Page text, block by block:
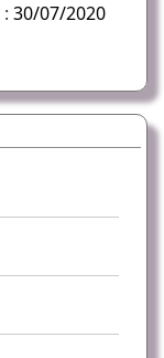
: 30/07/2020